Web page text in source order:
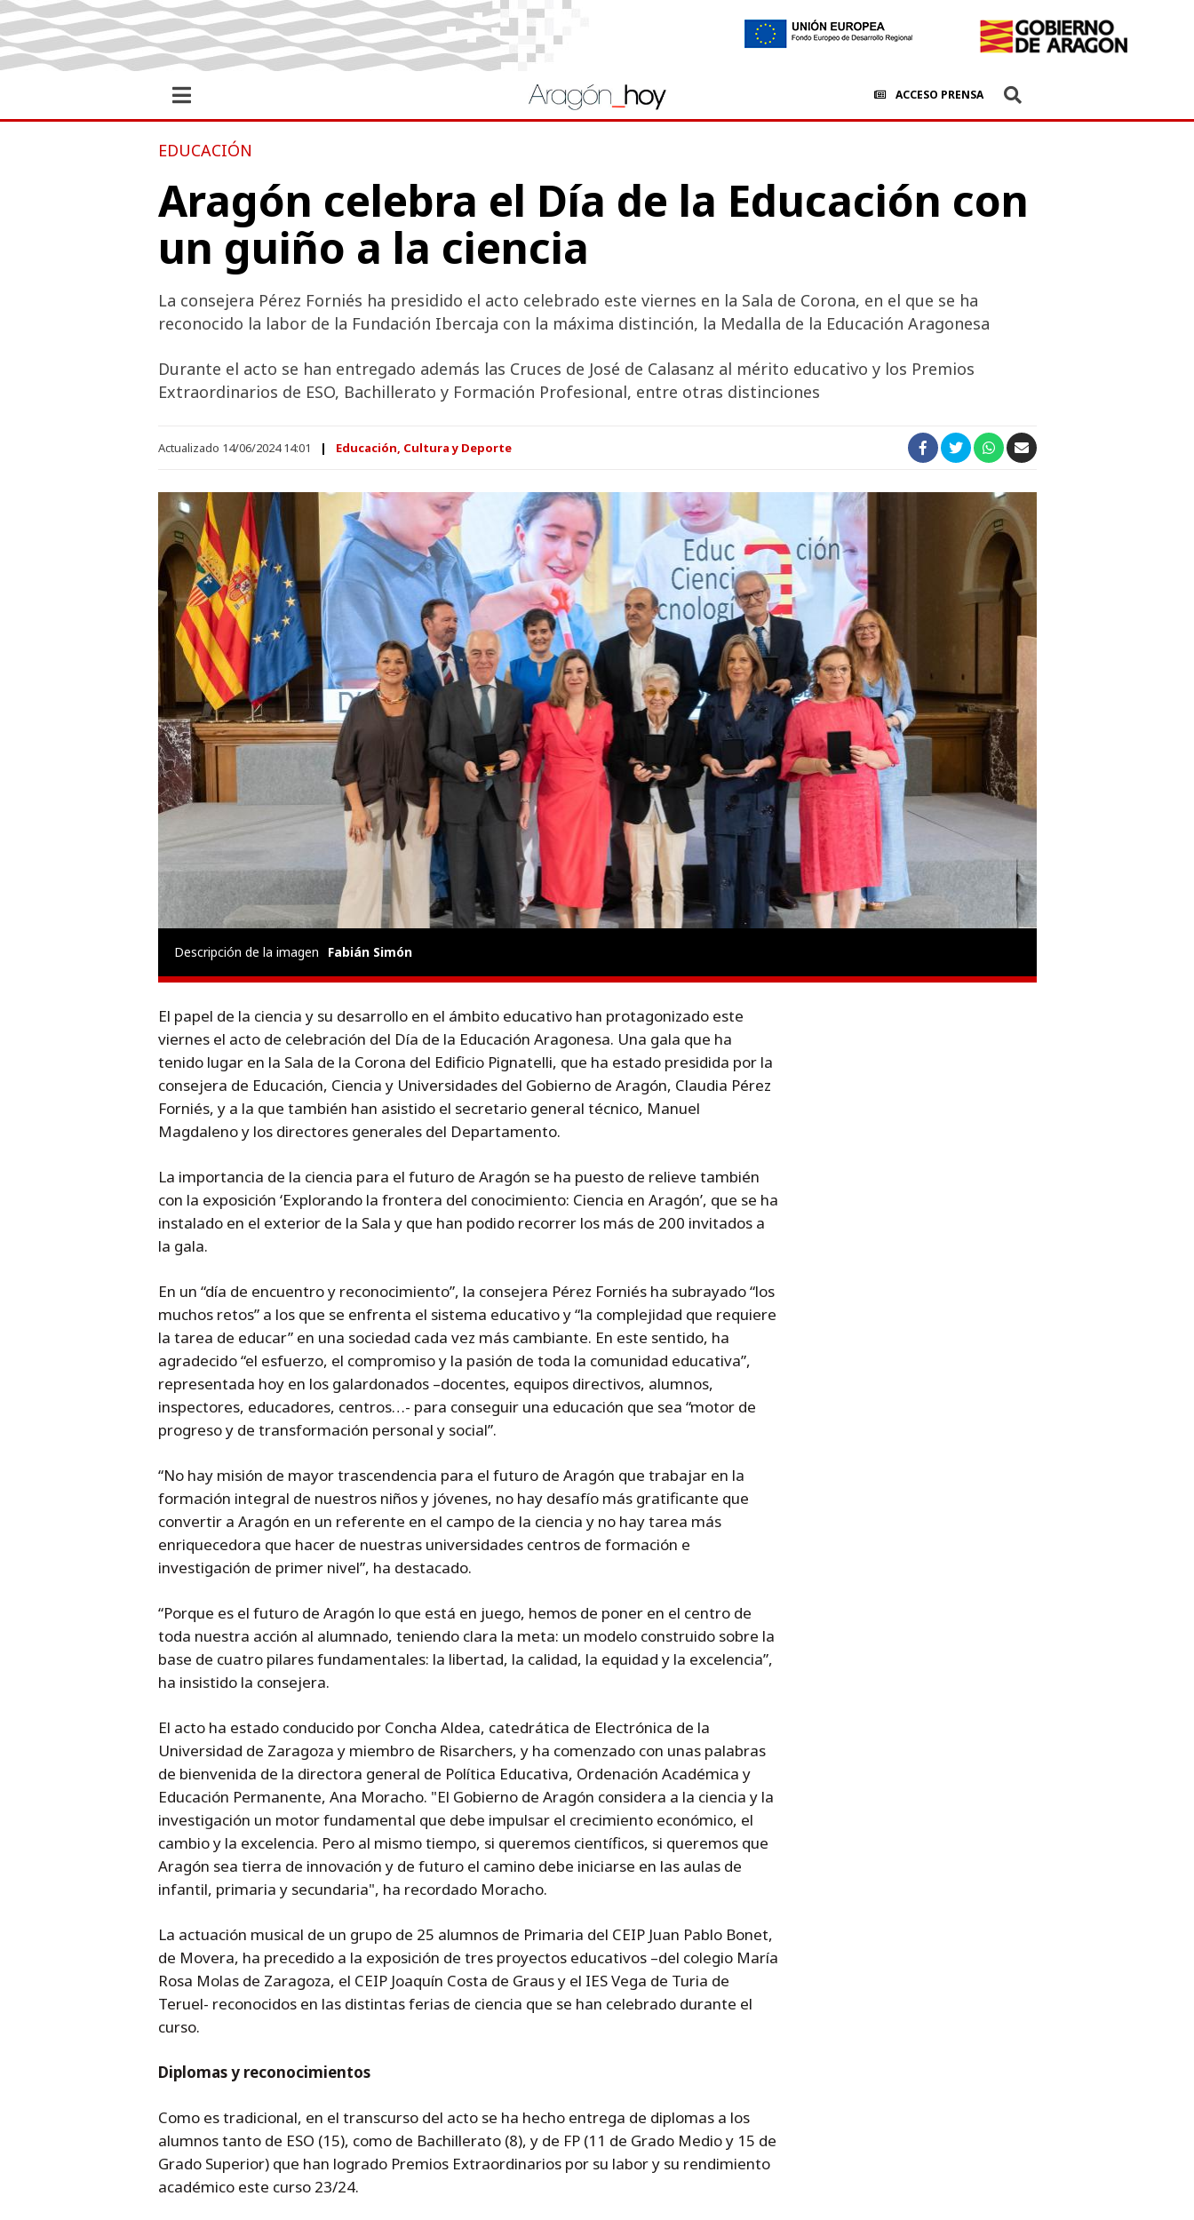
ACCESO PRENSA
EDUCACIÓN
Aragón celebra el Día de la Educación con
un guiño a la ciencia
La consejera Pérez Forniés ha presidido el acto celebrado este viernes en la Sala de Corona, en el que se ha
reconocido la labor de la Fundación Ibercaja con la máxima distinción, la Medalla de la Educación Aragonesa
Durante el acto se han entregado además las Cruces de José de Calasanz al mérito educativo y los Premios
Extraordinarios de ESO, Bachillerato y Formación Profesional, entre otras distinciones
Actualizado 14/06/2024 14:01 Educación, Cultura y Deporte
Descripción de la imagen Fabián Simón
El papel de la ciencia y su desarrollo en el ámbito educativo han protagonizado este
viernes el acto de celebración del Día de la Educación Aragonesa. Una gala que ha
tenido lugar en la Sala de la Corona del Edificio Pignatelli, que ha estado presidida por la
consejera de Educación, Ciencia y Universidades del Gobierno de Aragón, Claudia Pérez
Forniés, y a la que también han asistido el secretario general técnico, Manuel
Magdaleno y los directores generales del Departamento.
La importancia de la ciencia para el futuro de Aragón se ha puesto de relieve también
con la exposición ‘Explorando la frontera del conocimiento: Ciencia en Aragón’, que se ha
instalado en el exterior de la Sala y que han podido recorrer los más de 200 invitados a
la gala.
En un “día de encuentro y reconocimiento”, la consejera Pérez Forniés ha subrayado “los
muchos retos” a los que se enfrenta el sistema educativo y “la complejidad que requiere
la tarea de educar” en una sociedad cada vez más cambiante. En este sentido, ha
agradecido “el esfuerzo, el compromiso y la pasión de toda la comunidad educativa”,
representada hoy en los galardonados –docentes, equipos directivos, alumnos,
inspectores, educadores, centros…- para conseguir una educación que sea “motor de
progreso y de transformación personal y social”.
“No hay misión de mayor trascendencia para el futuro de Aragón que trabajar en la
formación integral de nuestros niños y jóvenes, no hay desafío más gratificante que
convertir a Aragón en un referente en el campo de la ciencia y no hay tarea más
enriquecedora que hacer de nuestras universidades centros de formación e
investigación de primer nivel”, ha destacado.
“Porque es el futuro de Aragón lo que está en juego, hemos de poner en el centro de
toda nuestra acción al alumnado, teniendo clara la meta: un modelo construido sobre la
base de cuatro pilares fundamentales: la libertad, la calidad, la equidad y la excelencia”,
ha insistido la consejera.
El acto ha estado conducido por Concha Aldea, catedrática de Electrónica de la
Universidad de Zaragoza y miembro de Risarchers, y ha comenzado con unas palabras
de bienvenida de la directora general de Política Educativa, Ordenación Académica y
Educación Permanente, Ana Moracho. "El Gobierno de Aragón considera a la ciencia y la
investigación un motor fundamental que debe impulsar el crecimiento económico, el
cambio y la excelencia. Pero al mismo tiempo, si queremos científicos, si queremos que
Aragón sea tierra de innovación y de futuro el camino debe iniciarse en las aulas de
infantil, primaria y secundaria", ha recordado Moracho.
La actuación musical de un grupo de 25 alumnos de Primaria del CEIP Juan Pablo Bonet,
de Movera, ha precedido a la exposición de tres proyectos educativos –del colegio María
Rosa Molas de Zaragoza, el CEIP Joaquín Costa de Graus y el IES Vega de Turia de
Teruel- reconocidos en las distintas ferias de ciencia que se han celebrado durante el
curso.
Diplomas y reconocimientos
Como es tradicional, en el transcurso del acto se ha hecho entrega de diplomas a los
alumnos tanto de ESO (15), como de Bachillerato (8), y de FP (11 de Grado Medio y 15 de
Grado Superior) que han logrado Premios Extraordinarios por su labor y su rendimiento
académico este curso 23/24.